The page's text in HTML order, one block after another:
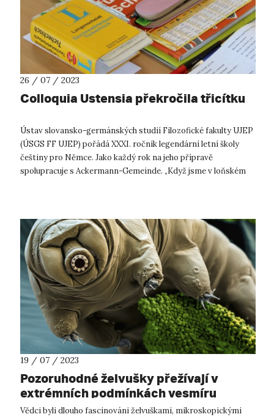
26 / 07 / 2023
Colloquia Ustensia překročila třicítku
Ústav slovansko-germánských studií Filozofické fakulty UJEP
(ÚSGS FF UJEP) pořádá XXXI. ročník legendární letní školy
češtiny pro Němce. Jako každý rok na jeho přípravě
spolupracuje s Ackermann-Gemeinde. „Když jsme v loňském
19 / 07 / 2023
Pozoruhodné želvušky přežívají v
extrémních podmínkách vesmíru
Vědci byli dlouho fascinováni želvuškami, mikroskopickými